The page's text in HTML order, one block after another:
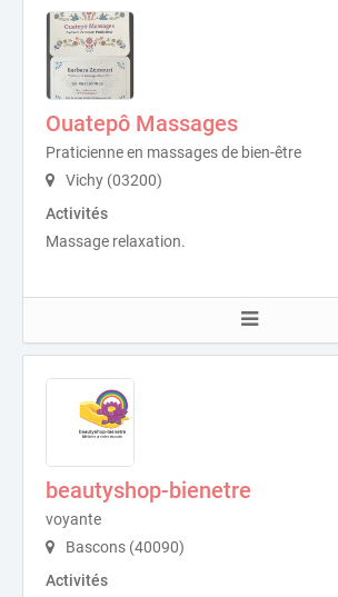
Ouatepô Massages
Praticienne en massages de bien-être
Vichy (03200)
Activités
Massage relaxation.
beautyshop-bienetre
voyante
Bascons (40090)
Activités